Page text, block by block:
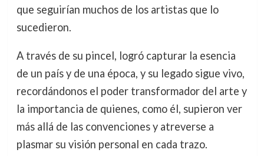
que seguirían muchos de los artistas que lo
sucedieron.
A través de su pincel, logró capturar la esencia
de un país y de una época, y su legado sigue vivo,
recordándonos el poder transformador del arte y
la importancia de quienes, como él, supieron ver
más allá de las convenciones y atreverse a
plasmar su visión personal en cada trazo.